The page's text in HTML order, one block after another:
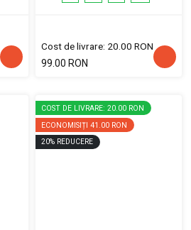
Cost de livrare: 20.00 RON
99.00 RON
COST DE LIVRARE: 20.00 RON
ECONOMISIȚI 41.00 RON
20% REDUCERE